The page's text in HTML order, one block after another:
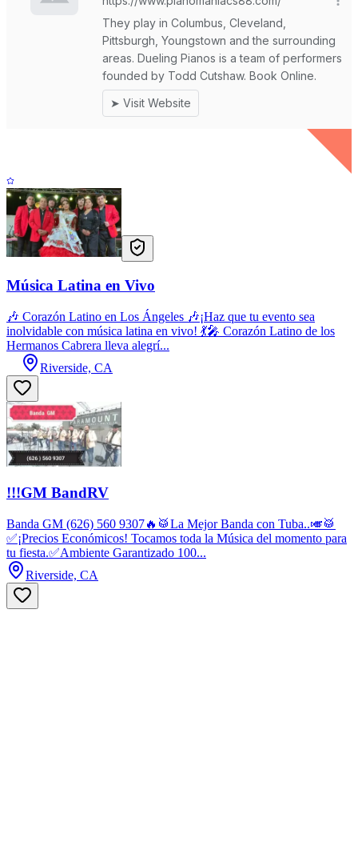
Música Latina en Vivo
🎶 Corazón Latino en Los Ángeles 🎶¡Haz que tu evento sea
inolvidable con música latina en vivo! 💃🎤 Corazón Latino de los
Hermanos Cabrera lleva alegrí...
Riverside, CA
!!!GM BandRV
Banda GM (626) 560 9307🔥🥁La Mejor Banda con Tuba..🎺🥁
✅¡Precios Económicos! Tocamos toda la Música del momento para
tu fiesta.✅Ambiente Garantizado 100...
Riverside, CA